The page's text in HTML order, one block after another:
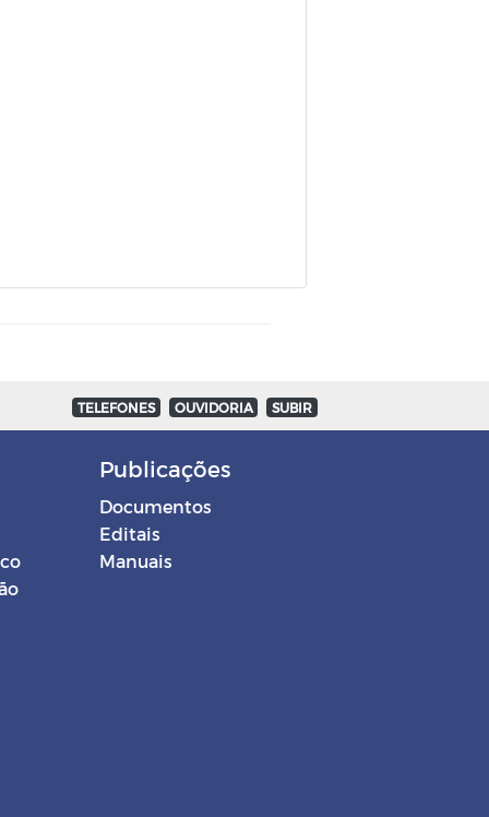
TELEFONES OUVIDORIA SUBIR
Publicações
Documentos
Editais
Manuais